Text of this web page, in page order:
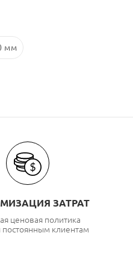
мм
ЗАТРАТ
ценовая политика
постоянным клиентам